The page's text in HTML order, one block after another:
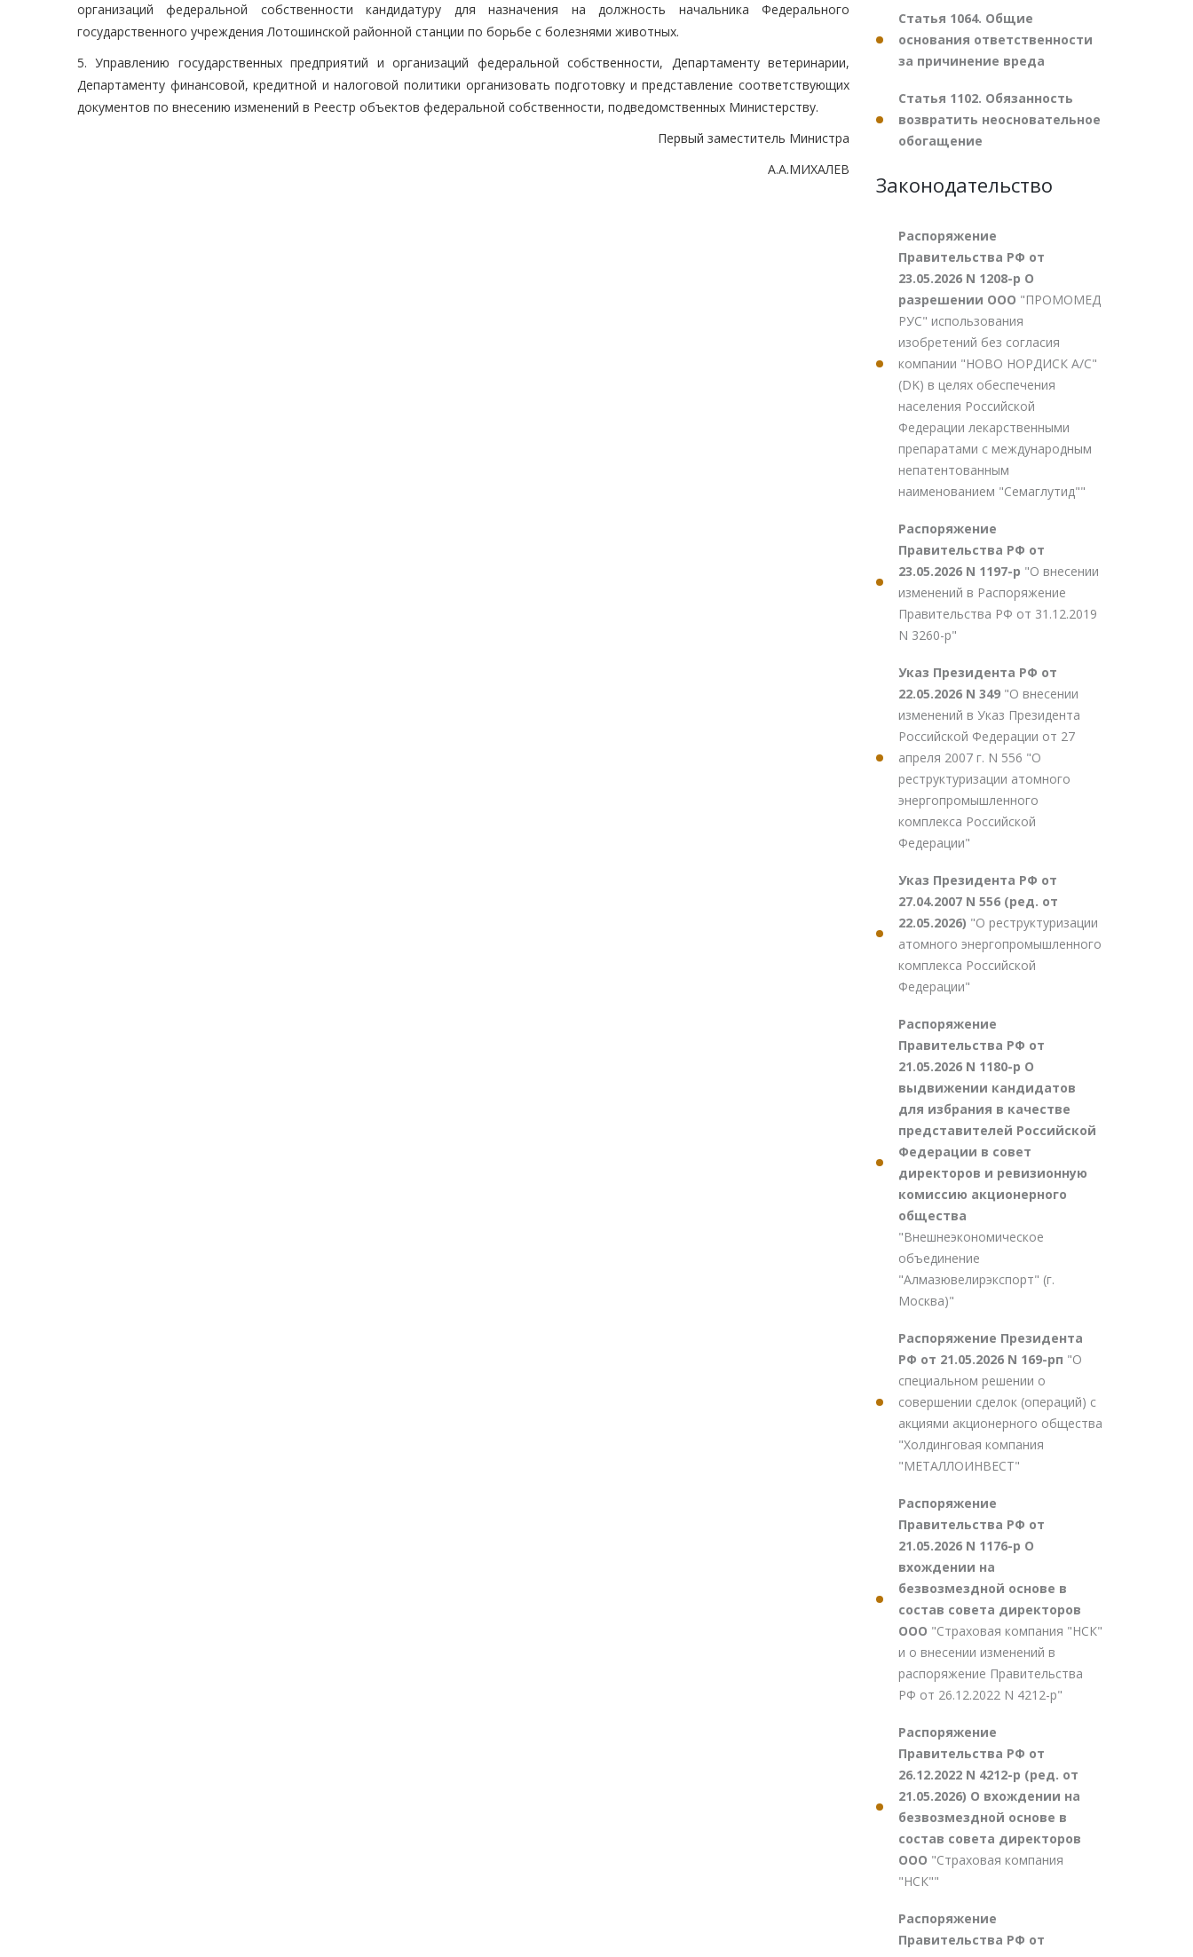
организаций федеральной собственности кандидатуру для назначения на должность начальника Федерального
государственного учреждения Лотошинской районной станции по борьбе с болезнями животных.
5. Управлению государственных предприятий и организаций федеральной собственности, Департаменту ветеринарии,
Департаменту финансовой, кредитной и налоговой политики организовать подготовку и представление соответствующих
документов по внесению изменений в Реестр объектов федеральной собственности, подведомственных Министерству.
Первый заместитель Министра
А.А.МИХАЛЕВ
Статья 1064. Общие
основания ответственности
за причинение вреда
Статья 1102. Обязанность
возвратить неосновательное
обогащение
Законодательство
Распоряжение
Правительства РФ от
23.05.2026 N 1208-р О
разрешении ООО "ПРОМОМЕД
РУС" использования
изобретений без согласия
компании "НОВО НОРДИСК А/С"
(DK) в целях обеспечения
населения Российской
Федерации лекарственными
препаратами с международным
непатентованным
наименованием "Семаглутид""
Распоряжение
Правительства РФ от
23.05.2026 N 1197-р "О внесении
изменений в Распоряжение
Правительства РФ от 31.12.2019
N 3260-р"
Указ Президента РФ от
22.05.2026 N 349 "О внесении
изменений в Указ Президента
Российской Федерации от 27
апреля 2007 г. N 556 "О
реструктуризации атомного
энергопромышленного
комплекса Российской
Федерации"
Указ Президента РФ от
27.04.2007 N 556 (ред. от
22.05.2026) "О реструктуризации
атомного энергопромышленного
комплекса Российской
Федерации"
Распоряжение
Правительства РФ от
21.05.2026 N 1180-р О
выдвижении кандидатов
для избрания в качестве
представителей Российской
Федерации в совет
директоров и ревизионную
комиссию акционерного
общества
"Внешнеэкономическое
объединение
"Алмазювелирэкспорт" (г.
Москва)"
Распоряжение Президента
РФ от 21.05.2026 N 169-рп "О
специальном решении о
совершении сделок (операций) с
акциями акционерного общества
"Холдинговая компания
"МЕТАЛЛОИНВЕСТ"
Распоряжение
Правительства РФ от
21.05.2026 N 1176-р О
вхождении на
безвозмездной основе в
состав совета директоров
ООО "Страховая компания "НСК"
и о внесении изменений в
распоряжение Правительства
РФ от 26.12.2022 N 4212-р"
Распоряжение
Правительства РФ от
26.12.2022 N 4212-р (ред. от
21.05.2026) О вхождении на
безвозмездной основе в
состав совета директоров
ООО "Страховая компания
"НСК""
Распоряжение
Правительства РФ от